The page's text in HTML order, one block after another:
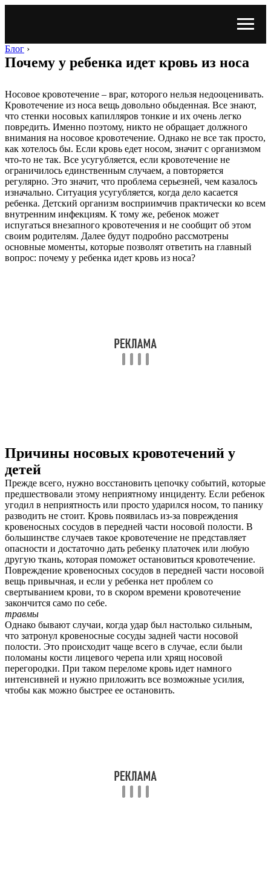
Блог ›
Почему у ребенка идет кровь из носа
Носовое кровотечение – враг, которого нельзя недооценивать.
Кровотечение из носа вещь довольно обыденная. Все знают,
что стенки носовых капилляров тонкие и их очень легко
повредить. Именно поэтому, никто не обращает должного
внимания на носовое кровотечение. Однако не все так просто,
как хотелось бы. Если кровь едет носом, значит с организмом
что-то не так. Все усугубляется, если кровотечение не
ограничилось единственным случаем, а повторяется
регулярно. Это значит, что проблема серьезней, чем казалось
изначально. Ситуация усугубляется, когда дело касается
ребенка. Детский организм восприимчив практически ко всем
внутренним инфекциям. К тому же, ребенок может
испугаться внезапного кровотечения и не сообщит об этом
своим родителям. Далее будут подробно рассмотрены
основные моменты, которые позволят ответить на главный
вопрос: почему у ребенка идет кровь из носа?
Причины носовых кровотечений у
детей
Прежде всего, нужно восстановить цепочку событий, которые
предшествовали этому неприятному инциденту. Если ребенок
угодил в неприятность или просто ударился носом, то панику
разводить не стоит. Кровь появилась из-за повреждения
кровеносных сосудов в передней части носовой полости. В
большинстве случаев такое кровотечение не представляет
опасности и достаточно дать ребенку платочек или любую
другую ткань, которая поможет остановиться кровотечение.
Повреждение кровеносных сосудов в передней части носовой
вещь привычная, и если у ребенка нет проблем со
свертыванием крови, то в скором времени кровотечение
закончится само по себе.
травмы
Однако бывают случаи, когда удар был настолько сильным,
что затронул кровеносные сосуды задней части носовой
полости. Это происходит чаще всего в случае, если были
поломаны кости лицевого черепа или хрящ носовой
перегородки. При таком переломе кровь идет намного
интенсивней и нужно приложить все возможные усилия,
чтобы как можно быстрее ее остановить.